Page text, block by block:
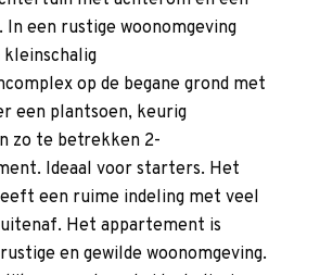
In een rustige woonomgeving
kleinschalig
op de begane grond met
een plantsoen, keurig
zo te betrekken 2-
Ideaal voor starters. Het
een ruime indeling met veel
Het appartement is
en gewilde woonomgeving.